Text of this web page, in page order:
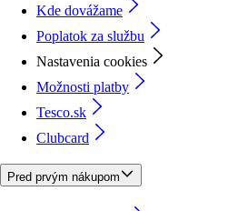
Kde dovážame
Poplatok za službu
Nastavenia cookies
Možnosti platby
Tesco.sk
Clubcard
Pred prvým nákupom